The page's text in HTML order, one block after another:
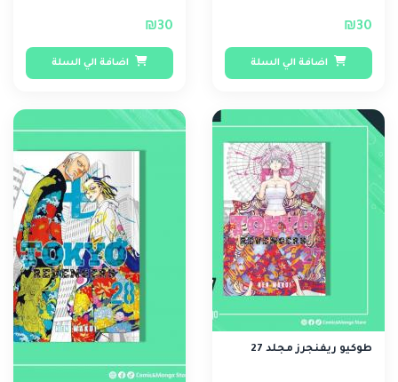
₪30
اضافة الي السلة
₪30
اضافة الي السلة
طوكيو ريفنجرز مجلد 27